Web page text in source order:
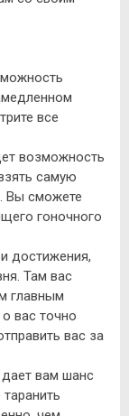
все
возможность
самую
Вы сможете
гоночного
достижения,
Там вас
главным
вас точно
вас за
вам шанс